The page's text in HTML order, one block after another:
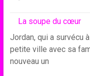
La soupe du cœur
Jordan, qui a survécu
petite ville avec sa
nouveau un